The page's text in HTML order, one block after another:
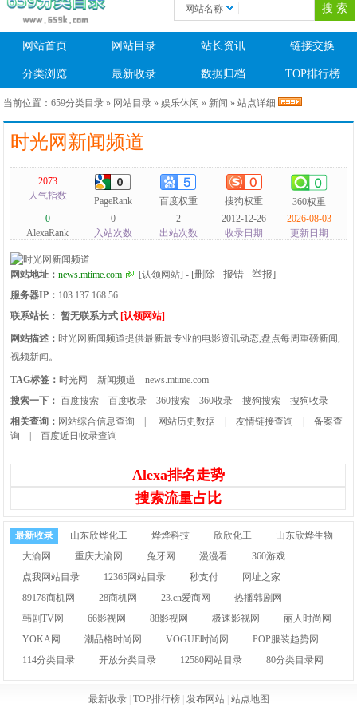
网站名称
网站首页 网站目录 站长资讯 链接交换
分类浏览 最新收录 数据归档 TOP排行榜
当前位置：659分类目录 » 网站目录 »娱乐休闲 » 新闻 » 站点详细
时光网新闻频道
2073
人气指数
PageRank 百度权重 搜狗权重
360权重
0
AlexaRank
0
入站次数
2
出站次数
2012-12-26
收录日期
2026-08-03
更新日期
网站地址：news.mtime.com [认领网站] - [删除 - 报错 - 举报]
服务器IP： 103.137.168.56
联系站长： 暂无联系方式 [认领网站]
网站描述： 时光网新闻频道提供最新最专业的电影资讯动态,盘点每周重磅新闻,
视频新闻。
TAG标签： 时光网 新闻频道
news.mtime.com
搜索一下： 百度搜索 百度收录 360搜索 360收录 搜狗搜索
搜狗收录
相关查询： 网站综合信息查询 网站历史数据 |友情链接查询 |备案查
询
|百度近日收录查询
Alexa排名走势
搜索流量占比
最新收录 山东欣烨化工 烨烨科技 欣欣化工
山东欣烨生物
大渝网
重庆大渝网 兔牙网 漫漫看
360游戏
点我网站目录
12365网站目录 秒支付
网址之家
89178商机网
28商机网 23.cn爱商网
热播韩剧网
韩剧TV网
66影视网 88影视网 极速影视网
丽人时尚网
YOKA网
潮品格时尚网 VOGUE时尚网
POP服装趋势网
114分类目录
开放分类目录 12580网站目录 80分类目录网
最新收录| TOP排行榜| 发布网站| 站点地图